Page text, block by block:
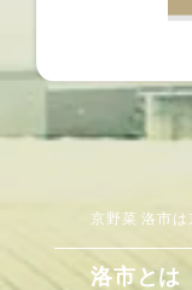
京野菜 洛市は
洛市とは